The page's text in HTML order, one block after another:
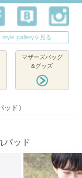
style galleryを見る
マザーズバッグ
&グッズ
ド）
パッド